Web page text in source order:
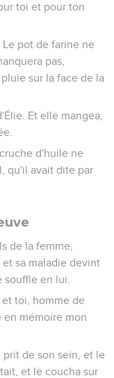
toi et pour ton
Le pot de farine ne
pas,
sur la face de la
Et elle mangea,
d'huile ne
qu'il avait dite par
de la femme,
et sa maladie devint
en lui.
toi, homme de
en mémoire mon
de son sein, et le
et le coucha sur